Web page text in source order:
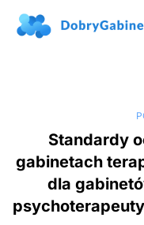
Standardy
gabinetach
dla